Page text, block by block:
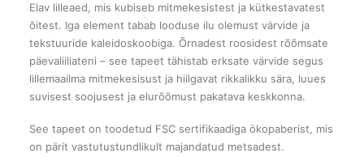
Elav lilleaed, mis kubiseb mitmekesistest ja kütkestavatest
õitest. Iga element tabab looduse ilu olemust värvide ja
tekstuuride kaleidoskoobiga. Õrnadest roosidest rõõmsate
päevaliiliateni – see tapeet tähistab erksate värvide segus
lillemaailma mitmekesisust ja hiilgavat rikkalikku sära, luues
suvisest soojusest ja elurõõmust pakatava keskkonna.
See tapeet on toodetud FSC sertifikaadiga ökopaberist, mis
on pärit vastutustundlikult majandatud metsadest.